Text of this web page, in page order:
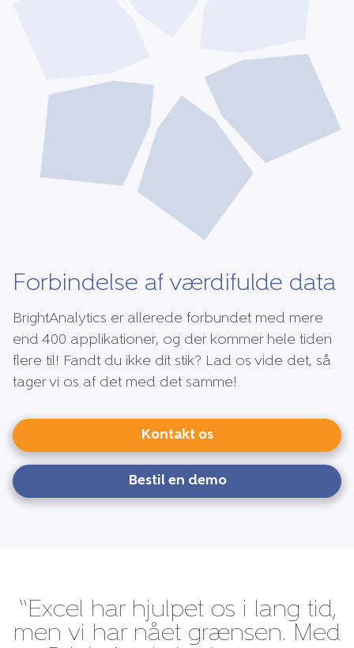
Forbindelse af værdifulde data
BrightAnalytics er allerede forbundet med mere
end 400 applikationer, og der kommer hele tiden
flere til! Fandt du ikke dit stik? Lad os vide det, så
tager vi os af det med det samme!
Kontakt os
Bestil en demo
“Excel har hjulpet os i lang tid,
men vi har nået grænsen. Med